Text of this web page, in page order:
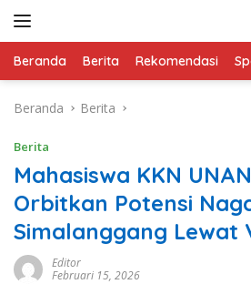
Beranda Berita Rekomendasi
Beranda Berita
Berita
Mahasiswa KKN
Orbitkan Potensi
Simalanggang Lewat
Editor
Februari 15, 2026